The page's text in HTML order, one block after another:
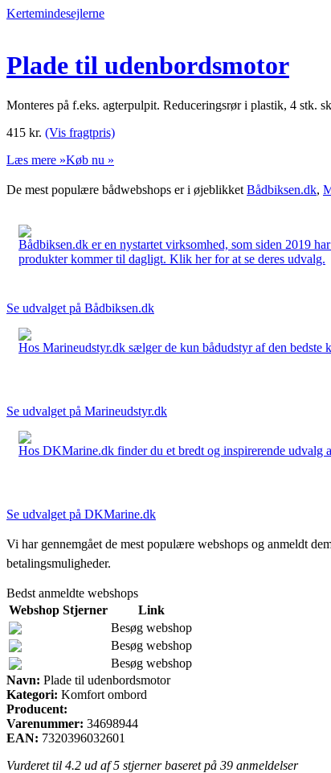
Kertemindesejlerne
Plade til udenbordsmotor
Monteres på f.eks. agterpulpit. Reduceringsrør i plastik, 4 stk.
415 kr. (Vis fragtpris)
Læs mere »Køb nu »
De mest populære bådwebshops er i øjeblikket Bådbiksen.dk,
Bådbiksen.dk er en nystartet virksomhed, som siden 2019
produkter kommer til dagligt. Klik her for at se deres udvalg.
Se udvalget på Bådbiksen.dk
Hos Marineudstyr.dk sælger de kun bådudstyr af den
Se udvalget på Marineudstyr.dk
Hos DKMarine.dk finder du et bredt og inspirerende udvalg
Se udvalget på DKMarine.dk
Vi har gennemgået de mest populære webshops og anmeldt
betalingsmuligheder.
Bedst anmeldte webshops
Webshop Stjerner
Link
Besøg webshop
Besøg webshop
Besøg webshop
Navn: Plade til udenbordsmotor
Kategori: Komfort ombord
Producent:
Varenummer: 34698944
EAN: 7320396032601
Vurderet til 4.2 ud af 5 stjerner baseret på 39 anmeldelser